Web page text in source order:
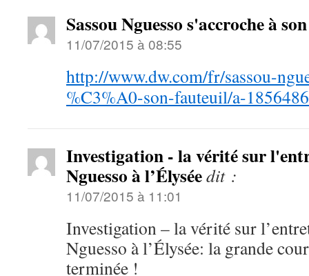
Sassou Nguesso s'accroche à
11/07/2015 à 08:55
http://www.dw.com/fr/sassou-
%C3%A0-son-fauteuil/a-
Investigation - la vérité sur
Nguesso à l’Élyséedit :
11/07/2015 à 11:01
Investigation – la vérité sur
Nguesso à l’Élysée: la grande
terminée !